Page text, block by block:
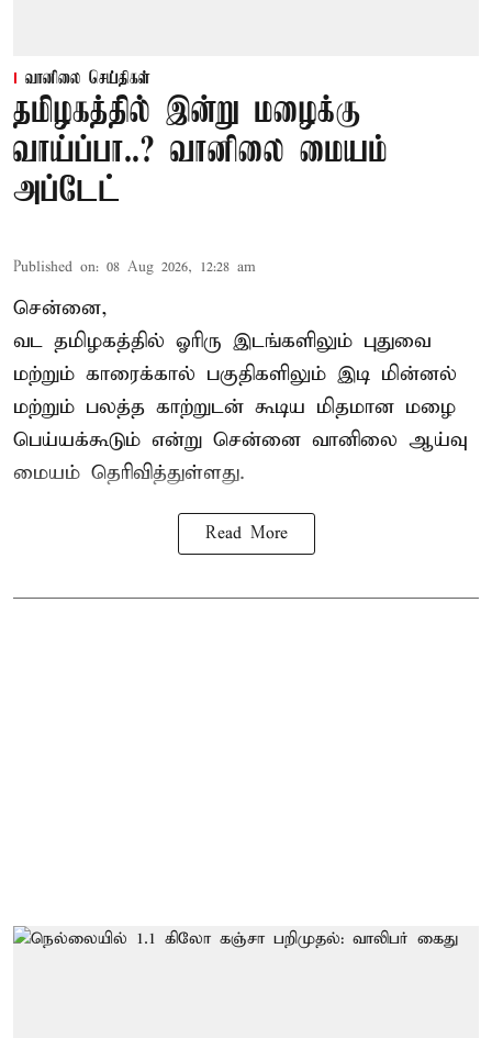
வானிலை செய்திகள்
தமிழகத்தில் இன்று மழைக்கு
வாய்ப்பா..? வானிலை மையம்
அப்டேட்
Published on: 08 Aug 2026, 12:28 am
சென்னை,
வட தமிழகத்தில் ஓரிரு இடங்களிலும் புதுவை
மற்றும் காரைக்கால் பகுதிகளிலும் இடி மின்னல்
மற்றும் பலத்த காற்றுடன் கூடிய மிதமான மழை
பெய்யக்கூடும் என்று சென்னை வானிலை ஆய்வு
மையம் தெரிவித்துள்ளது.
Read More